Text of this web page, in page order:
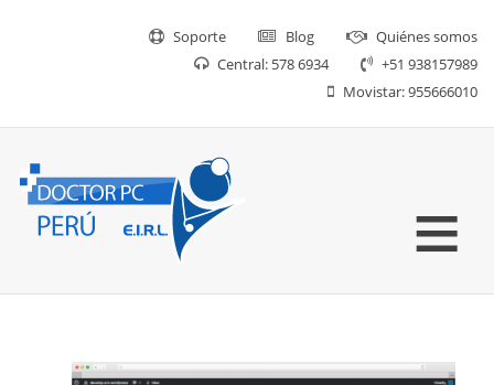
Soporte Blog
Quiénes somos
Central: 578 6934
+51 938157989
Movistar: 955666010
≡